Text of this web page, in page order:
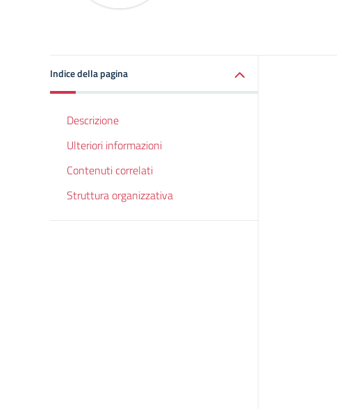
Indice della pagina
Descrizione
Ulteriori informazioni
Contenuti correlati
Struttura organizzativa